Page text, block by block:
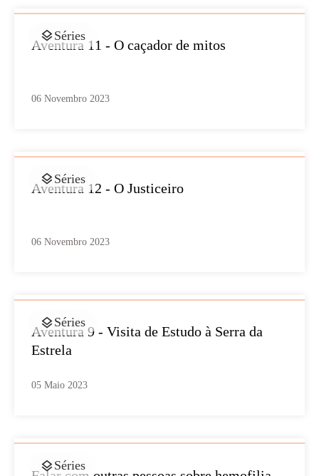
Séries
Aventura 11 - O caçador de mitos
06 Novembro 2023
Séries
Aventura 12 - O Justiceiro
06 Novembro 2023
Séries
Aventura 9 - Visita de Estudo à Serra da
Estrela
05 Maio 2023
Séries